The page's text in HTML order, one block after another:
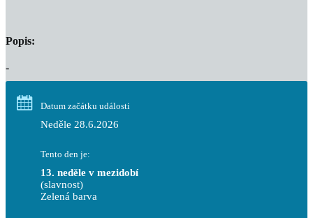
Popis:
-
Datum začátku události
Neděle 28.6.2026
Tento den je:
13. neděle v mezidobí
(slavnost)
Zelená barva